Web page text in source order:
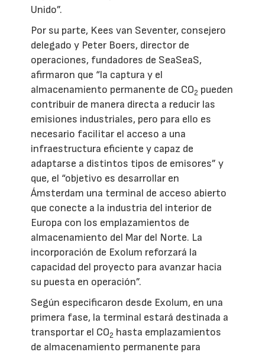
Unido”.
Por su parte, Kees van Seventer, consejero
delegado y Peter Boers, director de
operaciones, fundadores de SeaSeaS,
afirmaron que “la captura y el
almacenamiento permanente de CO2 pueden
contribuir de manera directa a reducir las
emisiones industriales, pero para ello es
necesario facilitar el acceso a una
infraestructura eficiente y capaz de
adaptarse a distintos tipos de emisores” y
que, el “objetivo es desarrollar en
Ámsterdam una terminal de acceso abierto
que conecte a la industria del interior de
Europa con los emplazamientos de
almacenamiento del Mar del Norte. La
incorporación de Exolum reforzará la
capacidad del proyecto para avanzar hacia
su puesta en operación”.
Según especificaron desde Exolum, en una
primera fase, la terminal estará destinada a
transportar el CO2 hasta emplazamientos
de almacenamiento permanente para